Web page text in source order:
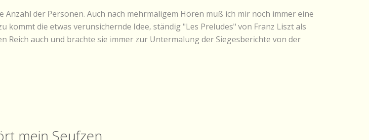
Anzahl der Personen. Auch nach mehrmaligem Hören muß ich mir noch immer eine
die etwas verunsichernde Idee, ständig "Les Preludes" von Franz Liszt als
Reich auch und brachte sie immer zur Untermalung der Siegesberichte von der
mein Seufzen